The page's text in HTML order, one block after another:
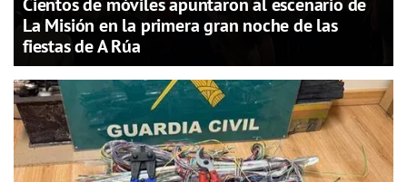
La Misión en la primera gran noche de las
fiestas de A Rúa